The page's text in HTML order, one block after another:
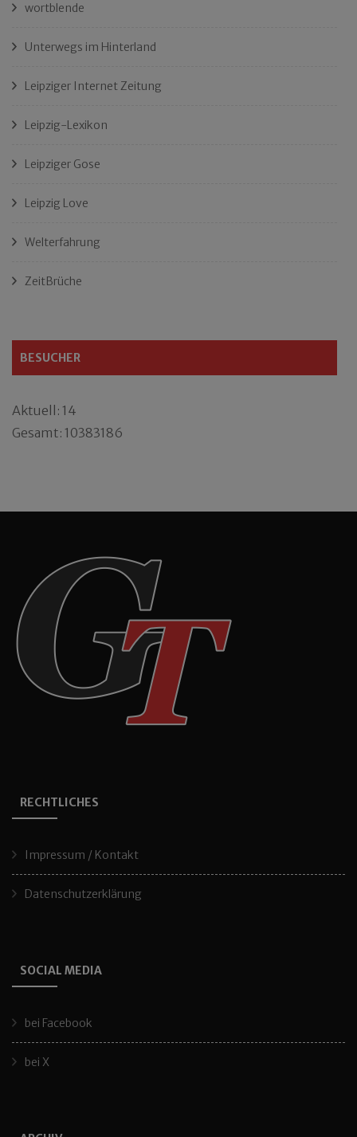
wortblende
Unterwegs im Hinterland
Leipziger Internet Zeitung
Leipzig-Lexikon
Leipziger Gose
Leipzig Love
Welterfahrung
ZeitBrüche
BESUCHER
Aktuell: 14
Gesamt: 10383186
RECHTLICHES
Impressum / Kontakt
Datenschutzerklärung
SOCIAL MEDIA
bei Facebook
bei X